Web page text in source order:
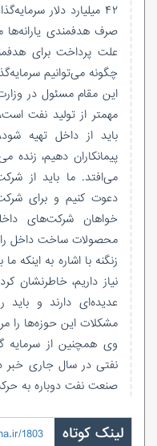
۴۲ میلیارد دلار
صرف هدفمندی
علت پرداخت برای
چگونه می‌توانیم
این مقام مسئول در
مهمتر از تولید نفت
پیمانکاران دهیم،
می‌افتد. ما باید از
دعوت کنیم و برای
خواهان شرکت‌های
محصولات ساخت داخل را
زنگنه با اشاره به اینکه
نیاز داریم، خاطرنشان
عدیده‌ای دارند و
مشکلات این حوزه‌ها را
نفتی در سال جاری خبر
صنعت نفت دوباره به
لینک کوتاه 1803